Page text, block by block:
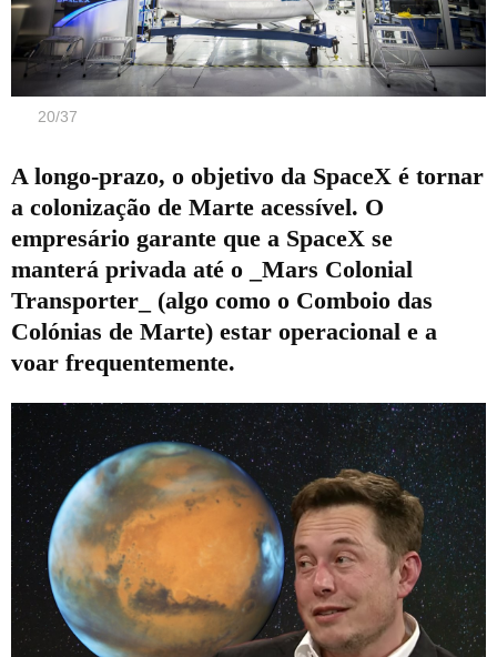
20/37
A longo-prazo, o objetivo da SpaceX é tornar
a colonização de Marte acessível. O
empresário garante que a SpaceX se
manterá privada até o _Mars Colonial
Transporter_ (algo como o Comboio das
Colónias de Marte) estar operacional e a
voar frequentemente.